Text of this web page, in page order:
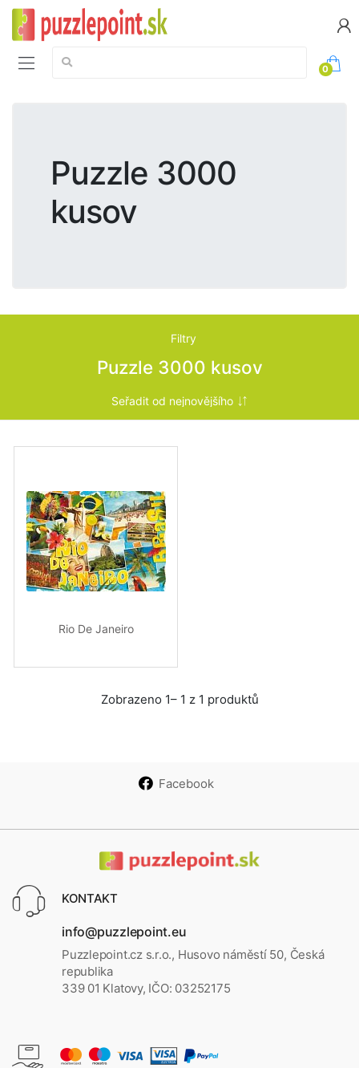
Vyhledávání:
0
Puzzle 3000
kusov
Filtry
Puzzle 3000 kusov
Rio De Janeiro
Zobrazeno 1– 1 z 1 produktů
Facebook
KONTAKT
info@puzzlepoint.eu
Puzzlepoint.cz s.r.o., Husovo náměstí 50, Česká
republika
339 01 Klatovy, IČO: 03252175